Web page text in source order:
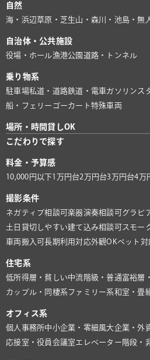
自然
海・浜辺草原・芝生山・森川・池島・無
自治体・公共施設
役場・ホール漁港公園 道路・トンネル
乗り物系
駐車場私道・道路鉄道・電車ガソリンス
船・フェリー ゴーカート特殊車両
場所・時間貸しOK
こだわりで探す
料金・予算感
10,000円以下1万円台2万円台3万円台4万
撮影条件
ネガティブ相談可楽器演奏相談可グラビ
土日貸切しやすい建て込み相談可スモー
車両搬入可長期利用対応外観OKペット対
住宅系
低所得層・貧しい中流階級・普通富裕層
カップル・同棲系ファミリー系和室・畳
オフィス系
個人事務所中小企業・零細風大企業・外
応接室・役員会議室 エレベーター階段・